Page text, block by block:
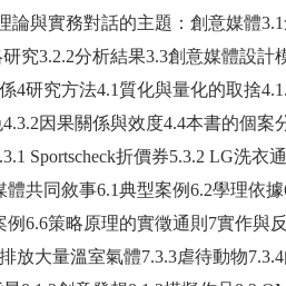
論與實務對話的主題：創意媒體
究3.2.2分析結果3.3創意媒體設
4研究方法4.1質化與量化的取捨
因果關係與效度4.4本書的個
Sportscheck折價券5.3.2 LG洗
共同敘事6.1典型案例6.2學理依
6.6策略原理的實徵通則7實作與
放大量溫室氣體7.3.3虐待動物